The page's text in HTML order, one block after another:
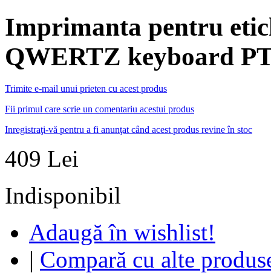
Imprimanta pentru
QWERTZ keyboard
Trimite e-mail unui prieten cu acest produs
Fii primul care scrie un comentariu acestui produs
Inregistraţi-vă pentru a fi anunţat când acest produs revine în stoc
409 Lei
Indisponibil
Adaugă în wishlist!
| Compară cu alte